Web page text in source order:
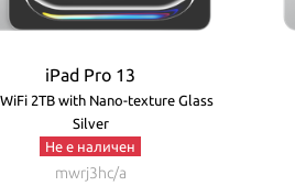
iPad Pro 13
2TB with Nano-texture Glass
Silver
Не е наличен
mwrj3hc/a